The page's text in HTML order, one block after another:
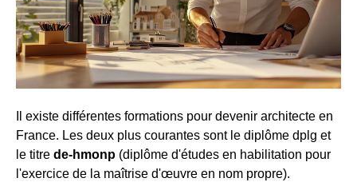
Il existe différentes formations pour devenir architecte en
France. Les deux plus courantes sont le diplôme dplg et
le titre de-hmonp (diplôme d'études en habilitation pour
l'exercice de la maîtrise d'œuvre en nom propre).